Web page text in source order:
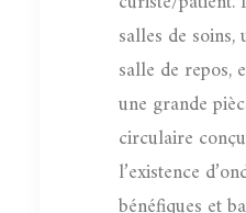
salles de soins,
salle de repos,
une grande
circulaire
l’existence